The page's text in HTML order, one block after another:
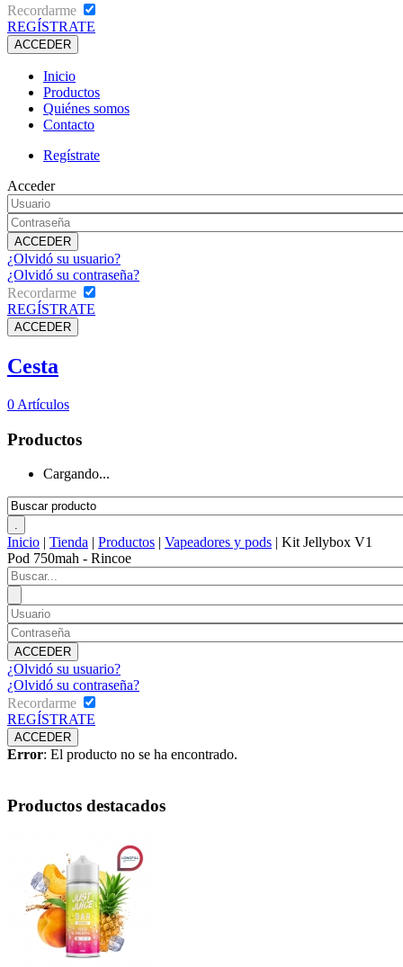
Recordarme
REGÍSTRATE
Inicio
Productos
Quiénes somos
Contacto
Regístrate
Acceder
¿Olvidó su usuario?
¿Olvidó su contraseña?
Recordarme
REGÍSTRATE
Cesta
0 Artículos
Productos
Cargando...
Inicio | Tienda | Productos | Vapeadores y pods | Kit Jellybox V1
Pod 750mah - Rincoe
¿Olvidó su usuario?
¿Olvidó su contraseña?
Recordarme
REGÍSTRATE
Error: El producto no se ha encontrado.
Productos destacados